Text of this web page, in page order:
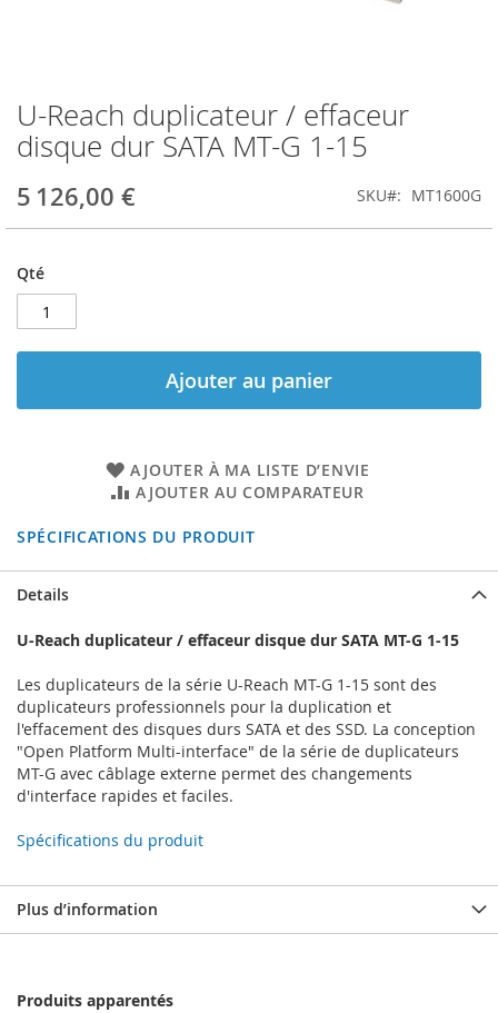
U-Reach duplicateur / effaceur
disque dur SATA MT-G 1-15
5 126,00 € SKU MT1600G
Qté
Ajouter au panier
AJOUTER À MA LISTE D’ENVIE
AJOUTER AU COMPARATEUR
SPÉCIFICATIONS DU PRODUIT
Skip
to
the
of
gallery
Details
U-Reach duplicateur / effaceur disque dur SATA MT-G 1-15
Les duplicateurs de la série U-Reach MT-G 1-15 sont des
duplicateurs professionnels pour la duplication et
l'effacement des disques durs SATA et des SSD. La conception
"Open Platform Multi-interface" de la série de duplicateurs
MT-G avec câblage externe permet des changements
d'interface rapides et faciles.
Spécifications du produit
Plus d’information
Produits apparentés